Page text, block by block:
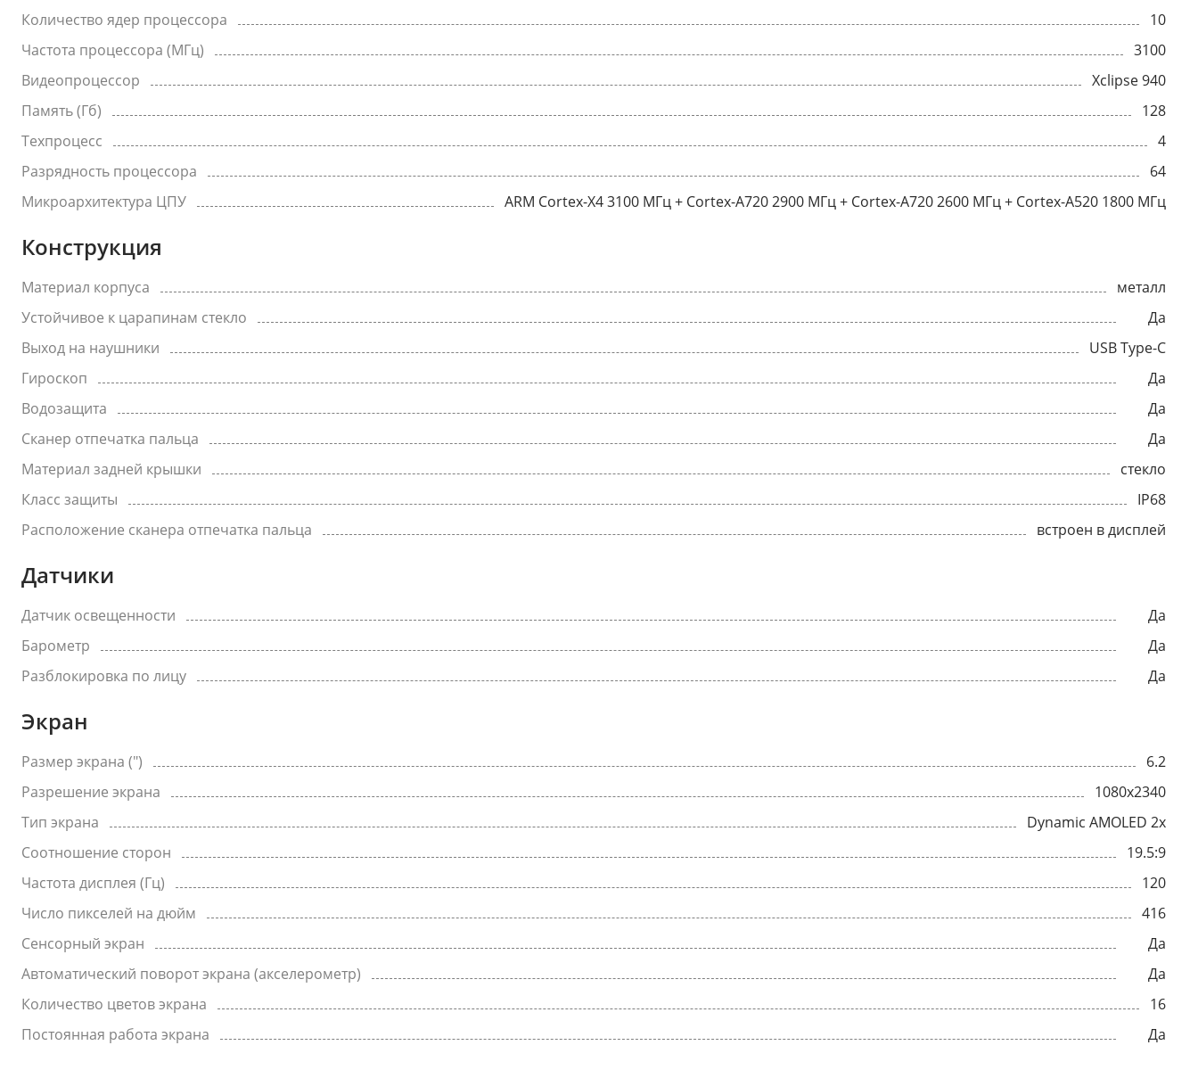
Количество ядер процессора
10
Частота процессора (МГц)
3100
Видеопроцессор
Xclipse 940
Память (Гб)
128
Техпроцесс
4
Разрядность процессора
64
Микроархитектура ЦПУ
ARM Cortex-X4 3100 МГц + Cortex-A720 2900 МГц + Cortex-A720 2600 МГц + Cortex-A520 1800 МГц
Конструкция
Материал корпуса
металл
Устойчивое к царапинам стекло
Да
Выход на наушники
USB Type-C
Гироскоп
Да
Водозащита
Да
Сканер отпечатка пальца
Да
Материал задней крышки
стекло
Класс защиты
IP68
Расположение сканера отпечатка пальца
встроен в дисплей
Датчики
Датчик освещенности
Да
Барометр
Да
Разблокировка по лицу
Да
Экран
Размер экрана (")
6.2
Разрешение экрана
1080x2340
Тип экрана
Dynamic AMOLED 2x
Соотношение сторон
19.5:9
Частота дисплея (Гц)
120
Число пикселей на дюйм
416
Сенсорный экран
Да
Автоматический поворот экрана (акселерометр)
Да
Количество цветов экрана
16
Постоянная работа экрана
Да